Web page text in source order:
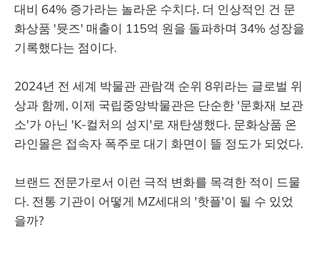
대비 64% 증가라는 놀라운 수치다. 더 인상적인 건 문
화상품 '뮷즈' 매출이 115억 원을 돌파하며 34% 성장을
기록했다는 점이다.
2024년 전 세계 박물관 관람객 순위 8위라는 글로벌 위
상과 함께, 이제 국립중앙박물관은 단순한 '문화재 보관
소'가 아닌 'K-컬처의 성지'로 재탄생했다. 문화상품 온
라인몰은 접속자 폭주로 대기 화면이 뜰 정도가 되었다.
브랜드 전문가로서 이런 극적 변화를 목격한 적이 드물
다. 전통 기관이 어떻게 MZ세대의 '핫플'이 될 수 있었
을까?